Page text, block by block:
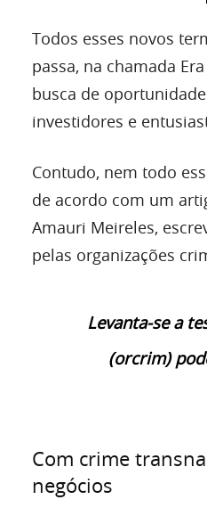
Todos esses novos
passa, na chamada
busca de
investidores e
Contudo, nem todo
de acordo com um
Amauri Meireles,
pelas organizações
Levanta-se a
(orcrim)
Com crime
negócios